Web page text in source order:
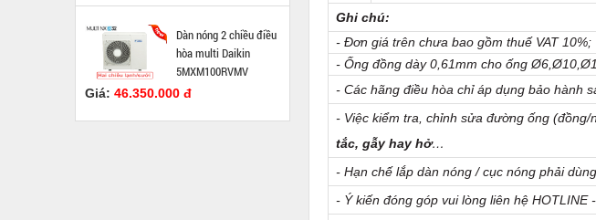
Dàn nóng 2 chiều điều
hòa multi Daikin
5MXM100RVMV
Giá: 46.350.000 đ
Ghi chú:
- Đơn giá trên chưa bao gồm thuế VAT 10%;
- Ống đồng dày 0,61mm cho ống
- Các hãng điều hòa chỉ áp dụng bảo hành
- Việc kiểm tra, chỉnh sửa đường ống
tắc, gẫy hay hở…
- Hạn chế lắp dàn nóng / cục nóng phải
- Ý kiến đóng góp vui lòng liên hệ HOTLINE -